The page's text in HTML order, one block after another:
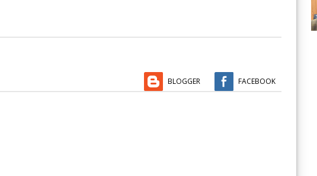
BLOGGER FACEBOOK